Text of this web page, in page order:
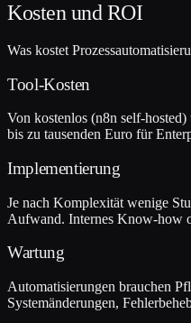
Kosten und ROI
Was kostet
Tool-Kosten
Von kostenlos (n8n self-
bis zu tausenden Euro für
Implementierung
Je nach Komplexität wenige
Aufwand. Internes Know-how
Wartung
Automatisierungen brauchen
Systemänderungen,